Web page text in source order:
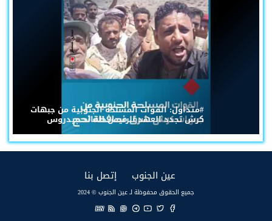
#متداول: القوات المسلحة الجنوبية من جبهات
كرش تجدد العهد للرئيس القائد عيدروس
عين الجنوب إتصل بنا
جميع الحقوق محفوظة لـ عين الجنوب © 2024
EN